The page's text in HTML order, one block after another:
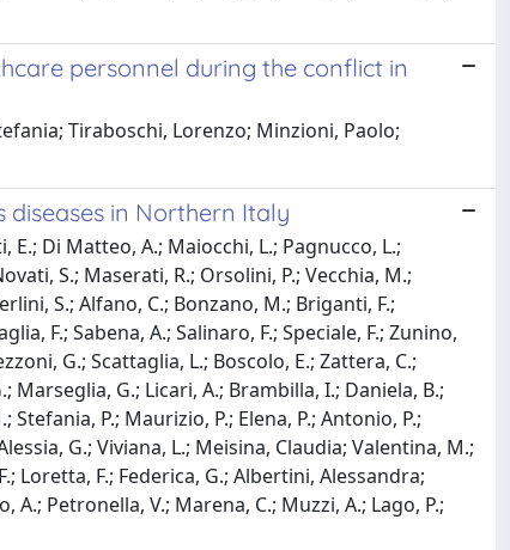
personnel during the conflict in
Tiraboschi, Lorenzo; Minzioni, Paolo;
in Northern Italy
E.; Di Matteo, A.; Maiocchi, L.; Pagnucco, L.;
S.; Maserati, R.; Orsolini, P.; Vecchia, M.;
S.; Alfano, C.; Bonzano, M.; Briganti, F.;
F.; Sabena, A.; Salinaro, F.; Speciale, F.; Zunino,
G.; Scattaglia, L.; Boscolo, E.; Zattera, C.;
Marseglia, G.; Licari, A.; Brambilla, I.; Daniela, B.;
P.; Maurizio, P.; Elena, P.; Antonio, P.;
G.; Viviana, L.; Meisina, Claudia; Valentina, M.;
Loretta, F.; Federica, G.; Albertini, Alessandra;
A.; Petronella, V.; Marena, C.; Muzzi, A.; Lago, P.;